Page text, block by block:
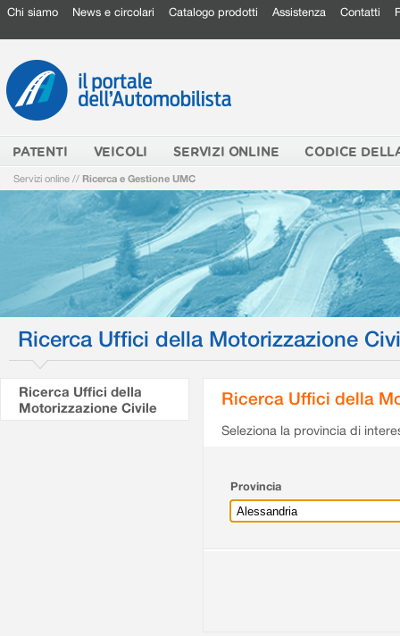
Chi siamo News e circolari Catalogo prodotti Assistenza Contatti
PATENTI VEICOLI SERVIZI ONLINE CODICE
Servizi online // Ricerca e Gestione UMC
Ricerca Uffici della Motorizzazione
Ricerca Uffici della
Motorizzazione Civile
Ricerca Uffici della
Seleziona la provincia di
Provincia